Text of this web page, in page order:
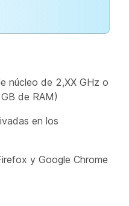
núcleo de 2,XX GHz o
de RAM)
en los
y Google Chrome